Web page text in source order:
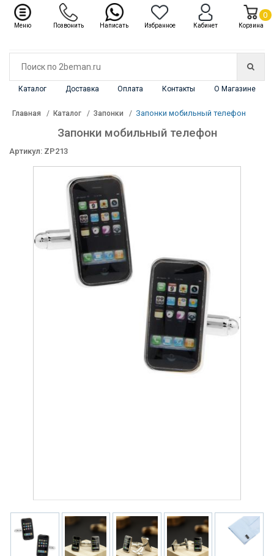
Каталог Доставка Оплата Контакты О Магазине
Каталог ✖
Главная Каталог Запонки Запонки мобильный телефон
Запонки мобильный телефон
Артикул: ZP213
Меню Позвонить Написать Избранное Кабинет Корзина
0